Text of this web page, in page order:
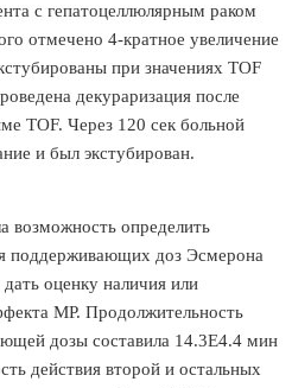
с гепатоцеллюлярным раком
отмечено 4-кратное увеличение
при значениях TOF
декураризация после
TOF. Через 120 сек больной
и был экстубирован.
определить
поддерживающих доз Эсмерона
оценку наличия или
MP. Продолжительность
дозы составила 14.3Е4.4 мин
действия второй и остальных